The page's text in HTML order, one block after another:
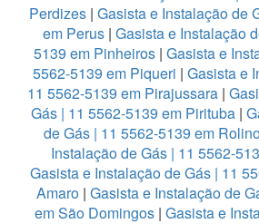
Perdizes| Gasista e Instalação de
em Perus | Gasista e Instalação
5139 em Pinheiros| Gasista e
5562-5139 em Piqueri | Gasista e
11 5562-5139 em Pirajussara |
Gás | 11 5562-5139 em Pirituba|
de Gás | 11 5562-5139 em
Instalação de Gás | 11 5562-
Gasista e Instalação de Gás | 11
Amaro| Gasista e Instalação de
em São Domingos| Gasista e